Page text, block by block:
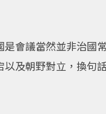
會議當然並非治國
及朝野對立，換句